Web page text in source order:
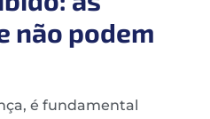
não podem
é fundamental